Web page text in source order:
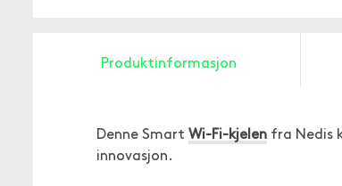
Produktinformasjon
Denne Smart Wi-Fi-kjelen fra Nedis
innovasjon.